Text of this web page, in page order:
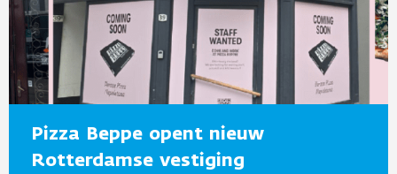
Pizza Beppe opent nieuw
Rotterdamse vestiging